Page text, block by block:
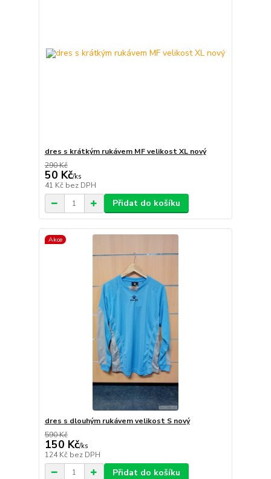
dres s krátkým rukávem MF velikost XL nový
290 Kč
50 Kč/ks
41 Kč bez DPH
Přidat do košíku
Akce
dres s dlouhým rukávem velikost S nový
590 Kč
150 Kč/ks
124 Kč bez DPH
Přidat do košíku